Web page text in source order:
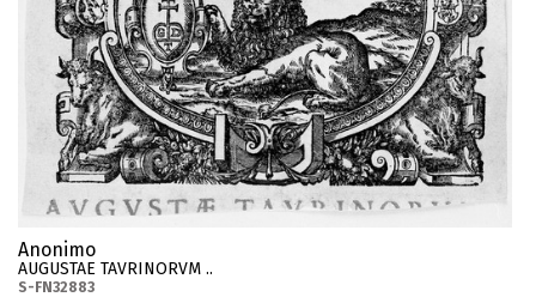
Anonimo
AUGUSTAE TAVRINORVM ..
S-FN32883